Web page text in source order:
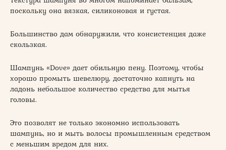
поскольку она вязкая, силиконовая и густая.
Большинство дам обнаружили, что консистенция даже
скользкая.
Шампунь «Dove» дает обильную пену. Поэтому, чтобы
хорошо промыть шевелюру, достаточно капнуть на
ладонь небольшое количество средства для мытья
головы.
Это позволят не только экономно использовать
шампунь, но и мыть волосы промышленным средством
с меньшим вредом для них.